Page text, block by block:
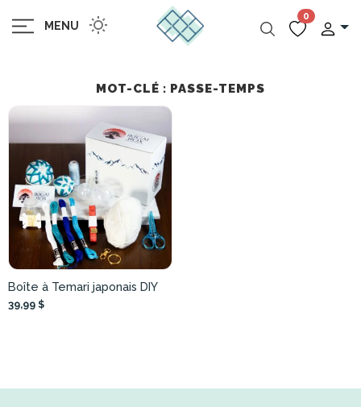
MENU
0
MOT-CLÉ : PASSE-TEMPS
Boîte à Temari japonais DIY
39,99 $